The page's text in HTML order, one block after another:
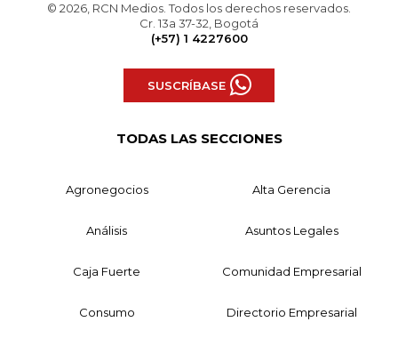
© 2026, RCN Medios. Todos los derechos reservados.
Cr. 13a 37-32, Bogotá
(+57) 1 4227600
SUSCRÍBASE
TODAS LAS SECCIONES
Agronegocios Alta Gerencia
Análisis Asuntos Legales
Caja Fuerte Comunidad Empresarial
Consumo Directorio Empresarial